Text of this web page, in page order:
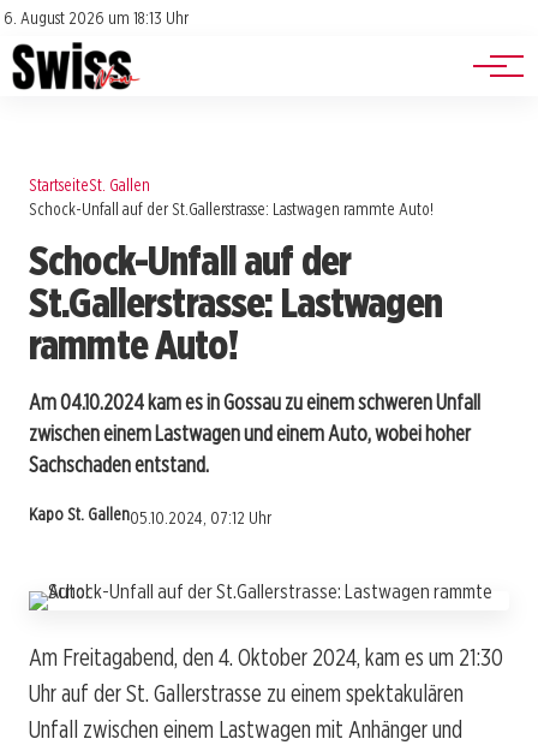
6. August 2026 um 18:13 Uhr
Impressum
Datenschutz
Jobs
Events
StartseiteSt. Gallen
Schock-Unfall auf der St.Gallerstrasse: Lastwagen rammte Auto!
Schock-Unfall auf der
St.Gallerstrasse: Lastwagen
rammte Auto!
Am 04.10.2024 kam es in Gossau zu einem schweren Unfall
zwischen einem Lastwagen und einem Auto, wobei hoher
Sachschaden entstand.
Kapo St. Gallen05.10.2024, 07:12 Uhr
Am Freitagabend, den 4. Oktober 2024, kam es um 21:30
Uhr auf der St. Gallerstrasse zu einem spektakulären
Unfall zwischen einem Lastwagen mit Anhänger und